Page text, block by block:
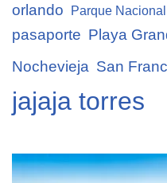
orlando Parque
pasaporte Playa
Nochevieja San
jajaja torres